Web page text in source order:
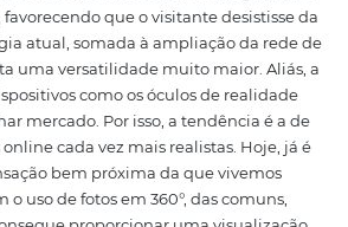
mídias
precisamos ter em mente é que os
tanto a publicação
atrás era complicado publicar